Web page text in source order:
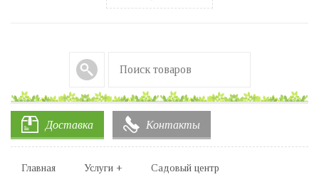
Доставка Контакты
Главная Услуги + Садовый центр